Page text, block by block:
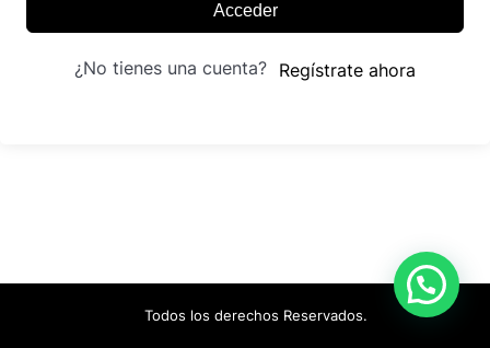
Acceder
¿No tienes una cuenta? Regístrate ahora
Todos los derechos Reservados.